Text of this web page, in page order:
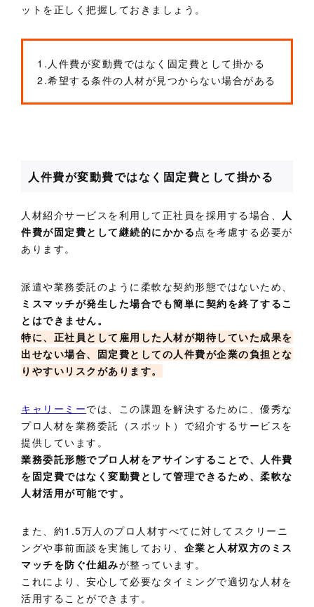
ットを正しく把握しておきましょう。
1.人件費が変動費ではなく固定費として掛かる
2.希望する条件の人材が見つからない場合がある
人件費が変動費ではなく固定費として掛かる
人材紹介サービスを利用して正社員を採用する場合、
人
件費が固定費として継続的にかかる 点を考慮する必要が
あります。
派遣や業務委託のように柔軟な契約形態ではないため、
ミスマッチが発生した場合でも簡単に契約を終了するこ
とはできません。
特に、正社員として雇用した人材が期待していた成果を
出せない場合、固定費としての人件費が企業の負担とな
りやすいリスクがあります。
キャリーミーでは、この課題を解決するために、優秀な
プロ人材を業務委託（スポット）で紹介するサービスを
提供しています。
業務委託形態でプロ人材をアサインすることで、人件費
を固定費ではなく変動費として管理できるため、柔軟な
人材活用が可能です。
また、約1.5万人のプロ人材すべてに対してスクリーニ
ングや事前面談を実施しており、 企業と人材双方のミス
マッチを防ぐ仕組みが整っています。
これにより、安心して必要なタイミングで適切な人材を
活用することができます。